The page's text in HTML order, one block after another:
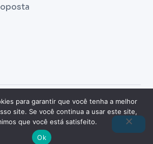
© 2023 |THUTOR- CULTURA E
TODOS OS DIREITOS
FEITO COM
POR
para garantir que você tenha a melhor
site. Se você continua a usar este site,
que você está satisfeito.
Ok